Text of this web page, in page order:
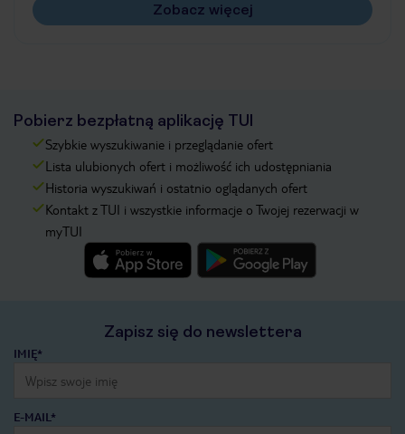
Zobacz więcej
Pobierz bezpłatną aplikację TUI
Szybkie wyszukiwanie i przeglądanie ofert
Lista ulubionych ofert i możliwość ich udostępniania
Historia wyszukiwań i ostatnio oglądanych ofert
Kontakt z TUI i wszystkie informacje o Twojej rezerwacji w
myTUI
Zapisz się do newslettera
IMIĘ*
E-MAIL*